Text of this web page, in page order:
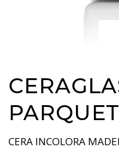
PARQUET
CERA INCOLORA